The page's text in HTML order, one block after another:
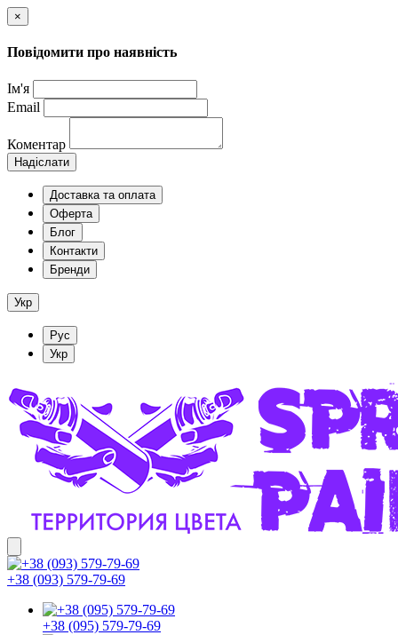
×
Повідомити про наявність
Ім'я
Email
Коментар
Надіслати
Доставка та оплата
Оферта
Блог
Контакти
Бренди
Укр
Рус
Укр
+38 (093) 579-79-69
+38 (095) 579-79-69